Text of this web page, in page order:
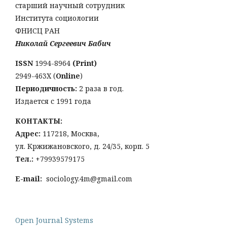
старший научный сотрудник
Института социологии
ФНИСЦ РАН
Николай Сергеевич Бабич
ISSN 1994-8964 (Print)
2949-463Х (Online)
Периодичность: 2 раза в год.
Издается с 1991 года
КОНТАКТЫ:
Адрес: 117218, Москва,
ул. Кржижановского, д. 24/35, корп. 5
Тел.: +79939579175
E-mail: sociology.4m@gmail.com
Open Journal Systems